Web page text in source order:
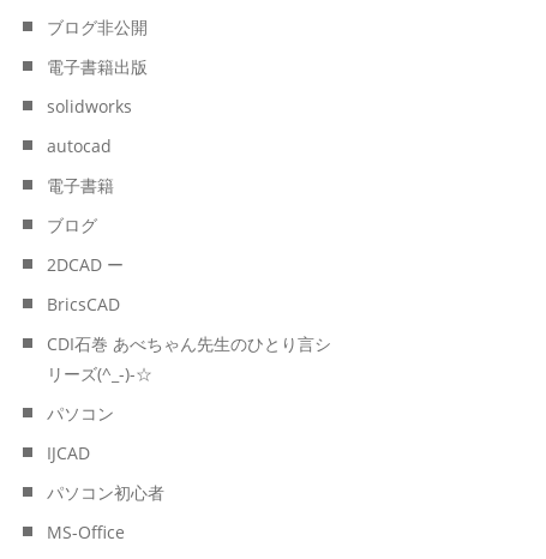
ブログ非公開
電子書籍出版
solidworks
autocad
電子書籍
ブログ
2DCAD ー
BricsCAD
CDI石巻 あべちゃん先生のひとり言シ
リーズ(^_-)-☆
パソコン
IJCAD
パソコン初心者
MS-Office